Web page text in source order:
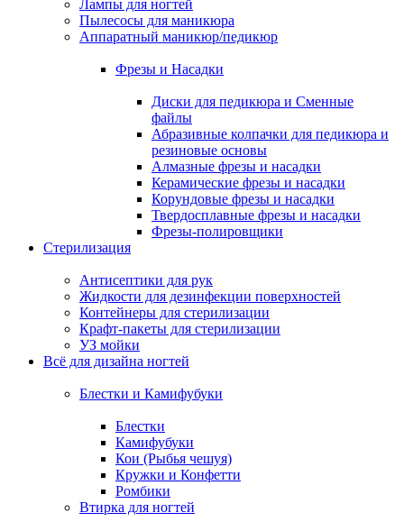
Лампы для ногтей
Пылесосы для маникюра
Аппаратный маникюр/педикюр
Фрезы и Насадки
Диски для педикюра и Сменные
файлы
Абразивные колпачки для педикюра и
резиновые основы
Алмазные фрезы и насадки
Керамические фрезы и насадки
Корундовые фрезы и насадки
Твердосплавные фрезы и насадки
Фрезы-полировщики
Стерилизация
Антисептики для рук
Жидкости для дезинфекции поверхностей
Контейнеры для стерилизации
Крафт-пакеты для стерилизации
УЗ мойки
Всё для дизайна ногтей
Блестки и Камифубуки
Блестки
Камифубуки
Кои (Рыбья чешуя)
Кружки и Конфетти
Ромбики
Втирка для ногтей